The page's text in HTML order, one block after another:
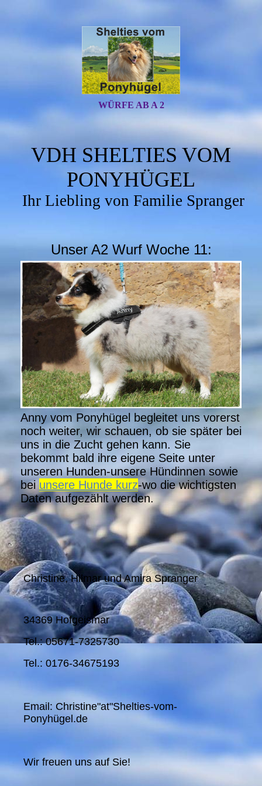
WÜRFE AB A 2
VDH SHELTIES VOM
PONYHÜGEL
Ihr Liebling von Familie Spranger
Unser A2 Wurf Woche 11:
Anny vom Ponyhügel begleitet uns vorerst
noch weiter, wir schauen, ob sie später bei
uns in die Zucht gehen kann. Sie
bekommt bald ihre eigene Seite unter
unseren Hunden-unsere Hündinnen sowie
beiunsere Hunde kurz-wo die wichtigsten
Daten aufgezählt werden.
Christine, Hilmar und Amira Spranger
34369 Hofgeismar
Tel.: 05671-7325730
Tel.: 0176-34675193
Email: Christine"at"Shelties-vom-
Ponyhügel.de
Wir freuen uns auf Sie!